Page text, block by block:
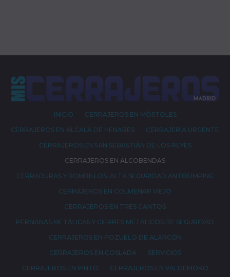
INICIO
CERRAJEROS EN MÓSTOLES
CERRAJEROS EN ALCALÁ DE HENARES
CERRAJERÍA URGENTE
CERRAJEROS EN SAN SEBASTIÁN DE LOS REYES
CERRAJEROS EN ALCOBENDAS
CERRADURAS Y BOMBILLOS. ALTA SEGURIDAD ANTIBUMPING
CERRAJEROS EN COLMENAR VIEJO
CERRAJEROS EN TRES CANTOS
PERSIANAS METÁLICAS Y CIERRES METÁLICOS DE SEGURIDAD
CERRAJEROS EN POZUELO DE ALARCÓN
CERRAJEROS EN COSLADA
SERVICIOS
CERRAJEROS EN PINTO
CERRAJEROS EN VALDEMORO